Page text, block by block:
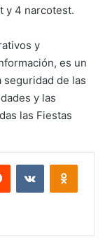
y 4 narcotest.
y
es un
de las
y las
las Fiestas
Reddit VKontakte